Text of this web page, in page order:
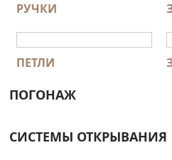
РУЧКИ
ПЕТЛИ
ПОГОНАЖ
СИСТЕМЫ ОТКРЫВАНИЯ